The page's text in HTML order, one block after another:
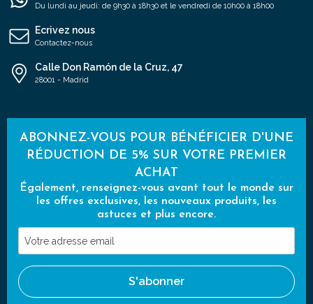
Du lundi au jeudi: de 9h30 à 18h30 et le vendredi de 10h00 à 18h00
Ecrivez nous
Contactez-nous
Calle Don Ramón de la Cruz, 47
28001 - Madrid
ABONNEZ-VOUS POUR BÉNÉFICIER D'UNE
RÉDUCTION DE 5% SUR VOTRE PREMIER
ACHAT
Également, renseignez-vous avant tout le monde sur
les offres exclusives, les nouveaux produits, les
astuces et plus encore.
Votre
adresse
email
S'abonner